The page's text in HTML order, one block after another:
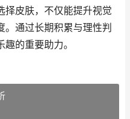
择皮肤，不仅能提升视觉
通过长期积累与理性判
的重要助力。